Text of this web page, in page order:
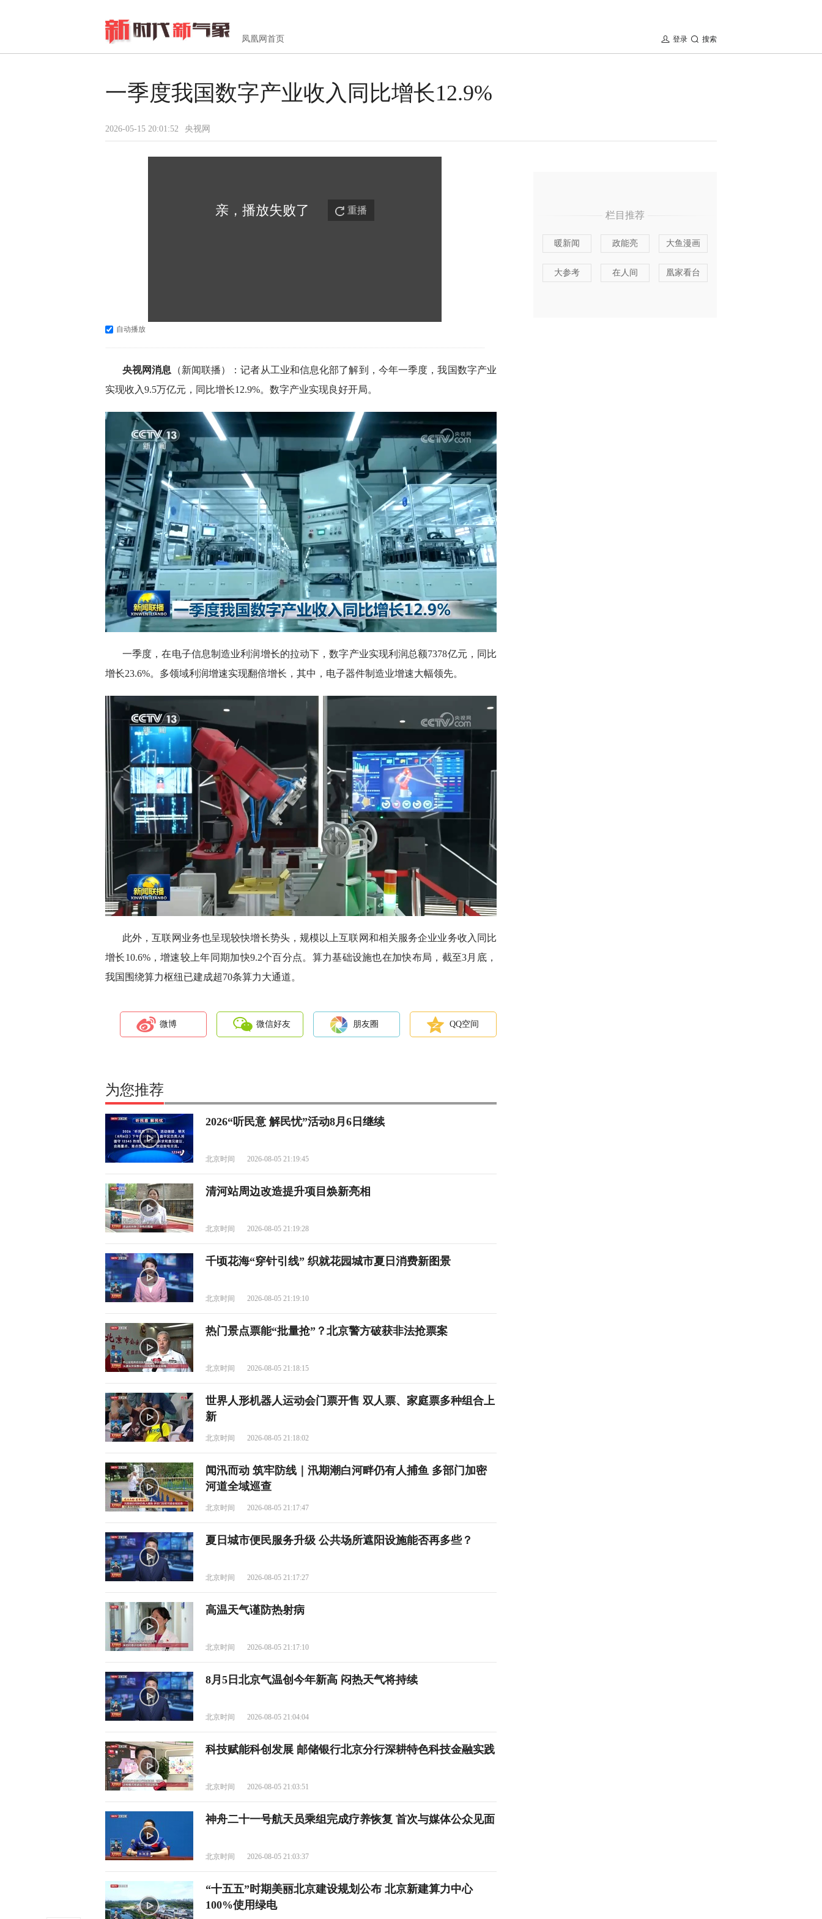
凤凰网首页 搜索
登录
一季度我国数字产业收入同比增长12.9%
2026-05-15 20:01:52 央视网
亲，播放失败了 重播
自动播放
央视网消息 （新闻联播）：记者从工业和信息化部了解到，今年一季度，我国数字产业
实现收入9.5万亿元，同比增长12.9%。数字产业实现良好开局。
一季度，在电子信息制造业利润增长的拉动下，数字产业实现利润总额7378亿元，同比
增长23.6%。多领域利润增速实现翻倍增长，其中，电子器件制造业增速大幅领先。
此外，互联网业务也呈现较快增长势头，规模以上互联网和相关服务企业业务收入同比
增长10.6%，增速较上年同期加快9.2个百分点。算力基础设施也在加快布局，截至3月底，
我国围绕算力枢纽已建成超70条算力大通道。
微博 微信好友 朋友圈 QQ空间
为您推荐
2026“听民意 解民忧”活动8月6日继续
北京时间 2026-08-05 21:19:45
清河站周边改造提升项目焕新亮相
北京时间 2026-08-05 21:19:28
千顷花海“穿针引线” 织就花园城市夏日消费新图景
北京时间 2026-08-05 21:19:10
热门景点票能“批量抢”？北京警方破获非法抢票案
北京时间 2026-08-05 21:18:15
世界人形机器人运动会门票开售 双人票、家庭票多种组合上
新
北京时间 2026-08-05 21:18:02
闻汛而动 筑牢防线｜汛期潮白河畔仍有人捕鱼 多部门加密
河道全域巡查
北京时间 2026-08-05 21:17:47
夏日城市便民服务升级 公共场所遮阳设施能否再多些？
北京时间 2026-08-05 21:17:27
高温天气谨防热射病
北京时间 2026-08-05 21:17:10
8月5日北京气温创今年新高 闷热天气将持续
北京时间 2026-08-05 21:04:04
科技赋能科创发展 邮储银行北京分行深耕特色科技金融实践
北京时间 2026-08-05 21:03:51
神舟二十一号航天员乘组完成疗养恢复 首次与媒体公众见面
北京时间 2026-08-05 21:03:37
“十五五”时期美丽北京建设规划公布 北京新建算力中心
100%使用绿电
栏目推荐
暖新闻 政能亮 大鱼漫画
大参考 在人间 凰家看台